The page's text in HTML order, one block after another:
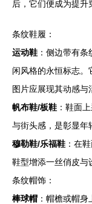
后，它们便成为提升
条纹鞋履：
运动鞋 ：侧边带有
闲风格的永恒标志。
图片应展现其动感与
帆布鞋/板鞋 ：鞋面
与街头感，是彰显年
穆勒鞋/乐福鞋 ：在
鞋型增添一丝俏皮与
条纹帽饰：
棒球帽 ：帽檐或帽